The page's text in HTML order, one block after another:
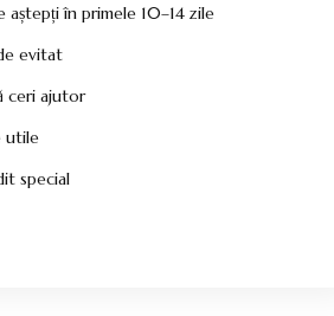
aștepți în primele 10–14 zile
evitat
ceri ajutor
utile
special